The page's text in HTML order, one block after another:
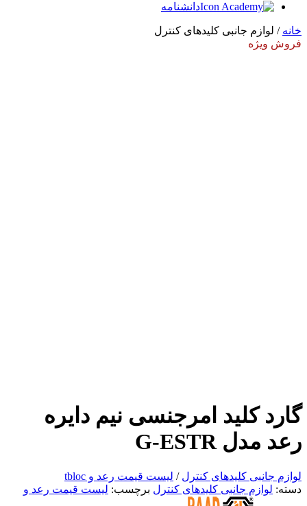
دانشنامه
خانه / لوازم جانبی کلیدهای کنترل
فروش ویژه
گارد کلید امرجنسی نیم دایره
رعد مدل G-ESTR
لوازم جانبی کلیدهای کنترل / لیست قیمت رعد و tbloc
دسته: لوازم جانبی کلیدهای کنترل برچسب: لیست قیمت رعد و